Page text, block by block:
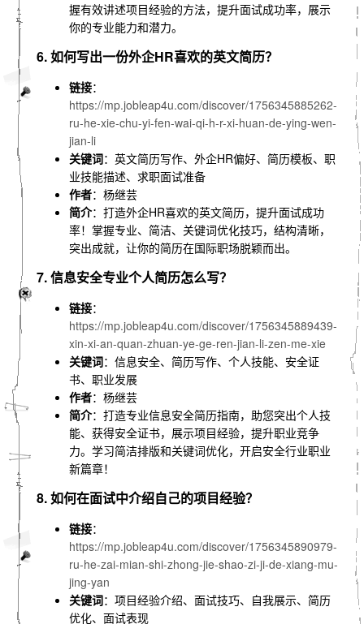
握有效讲述项目经验的方法，提升面试成功率，展示
你的专业能力和潜力。
6. 如何写出一份外企HR喜欢的英文简历？
链接：
https://mp.jobleap4u.com/discover/1756345885262-
ru-he-xie-chu-yi-fen-wai-qi-h-r-xi-huan-de-ying-wen-
jian-li
关键词：英文简历写作、外企HR偏好、简历模板、职
业技能描述、求职面试准备
作者：杨继芸
简介：打造外企HR喜欢的英文简历，提升面试成功
率！掌握专业、简洁、关键词优化技巧，结构清晰，
突出成就，让你的简历在国际职场脱颖而出。
7. 信息安全专业个人简历怎么写？
链接：
https://mp.jobleap4u.com/discover/1756345889439-
xin-xi-an-quan-zhuan-ye-ge-ren-jian-li-zen-me-xie
关键词：信息安全、简历写作、个人技能、安全证
书、职业发展
作者：杨继芸
简介：打造专业信息安全简历指南，助您突出个人技
能、获得安全证书，展示项目经验，提升职业竞争
力。学习简洁排版和关键词优化，开启安全行业职业
新篇章！
8. 如何在面试中介绍自己的项目经验？
链接：
https://mp.jobleap4u.com/discover/1756345890979-
ru-he-zai-mian-shi-zhong-jie-shao-zi-ji-de-xiang-mu-
jing-yan
关键词：项目经验介绍、面试技巧、自我展示、简历
优化、面试表现